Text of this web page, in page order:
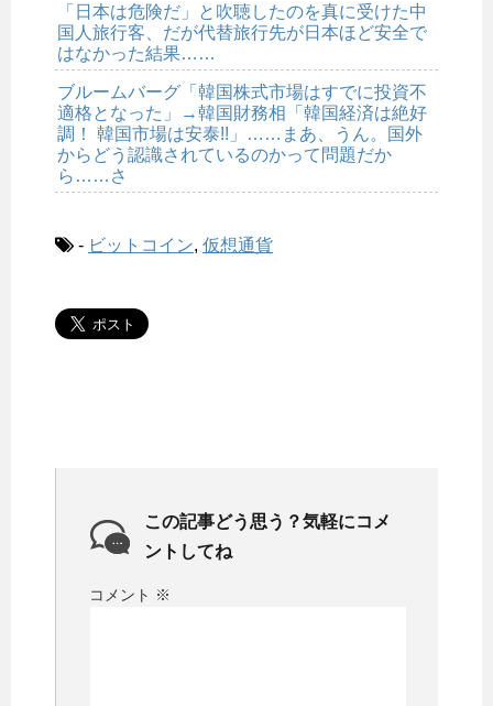
「日本は危険だ」と吹聴したのを真に受けた中
国人旅行客、だが代替旅行先が日本ほど安全で
はなかった結果……
ブルームバーグ「韓国株式市場はすでに投資不
適格となった」→韓国財務相「韓国経済は絶好
調！ 韓国市場は安泰!!」……まあ、うん。国外
からどう認識されているのかって問題だか
ら……さ
- ビットコイン, 仮想通貨
この記事どう思う？気軽にコメ
ントしてね
コメント ※